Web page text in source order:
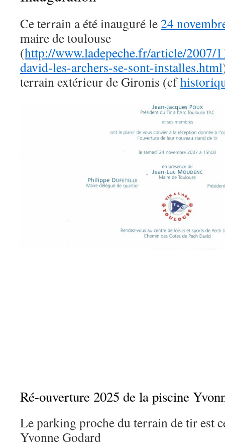
Ce terrain a été inauguré le 24
maire de toulouse
(http://www.ladepeche.fr/article/2007/
david-les-archers-se-sont-installes.html
terrain extérieur de Gironis (cf
Ré-ouverture 2025 de la piscine
Le parking proche du terrain de tir est
Yvonne Godard